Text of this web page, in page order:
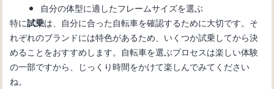
自分の体型に適したフレームサイズを選ぶ
特に試乗は、自分に合った自転車を確認するために大切です。そ
れぞれのブランドには特色があるため、いくつか試乗してから決
めることをおすすめします。自転車を選ぶプロセスは楽しい体験
の一部ですから、じっくり時間をかけて楽しんでみてください
ね。